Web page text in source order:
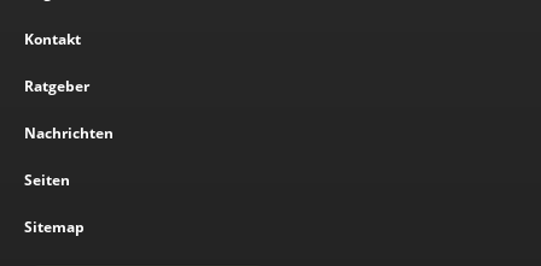
Kontakt
Ratgeber
Nachrichten
Seiten
Sitemap